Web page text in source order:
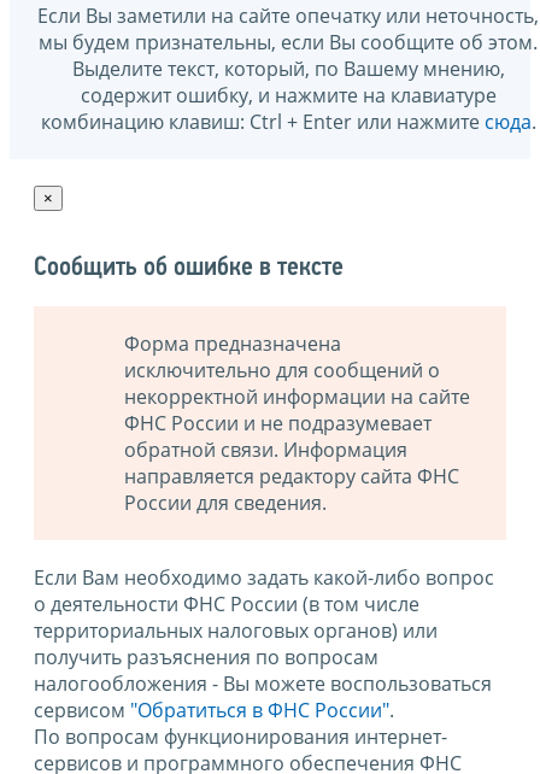
Если Вы заметили на сайте опечатку или неточность,
мы будем признательны, если Вы сообщите об этом.
Выделите текст, который, по Вашему мнению,
содержит ошибку, и нажмите на клавиатуре
комбинацию клавиш: Ctrl + Enter или нажмите сюда.
×
Сообщить об ошибке в тексте
Форма предназначена
исключительно для сообщений о
некорректной информации на сайте
ФНС России и не подразумевает
обратной связи. Информация
направляется редактору сайта ФНС
России для сведения.
Если Вам необходимо задать какой-либо вопрос
о деятельности ФНС России (в том числе
территориальных налоговых органов) или
получить разъяснения по вопросам
налогообложения - Вы можете воспользоваться
сервисом "Обратиться в ФНС России".
По вопросам функционирования интернет-
сервисов и программного обеспечения ФНС